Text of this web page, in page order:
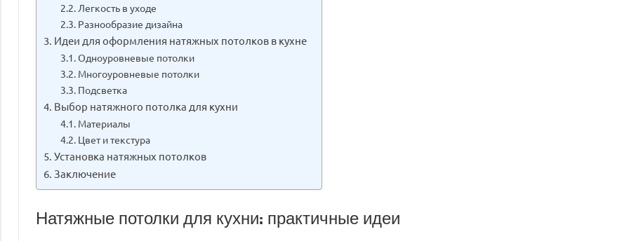
Легкость в уходе
Разнообразие дизайна
Идеи для оформления натяжных потолков в кухне
Одноуровневые потолки
Многоуровневые потолки
Подсветка
Выбор натяжного потолка для кухни
Материалы
Цвет и текстура
Установка натяжных потолков
Заключение
Натяжные потолки для кухни: практичные идеи